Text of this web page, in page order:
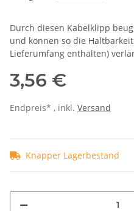
Durch diesen Kabelklipp
und können so die
Lieferumfang enthalten)
3,56 €
Endpreis* , inkl. Versand
Knapper Lagerbestand